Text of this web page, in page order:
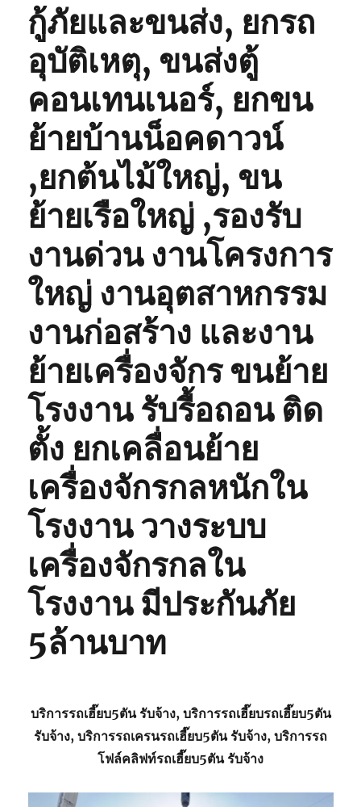
กู้ภัยและขนส่ง, ยกรถ
อุบัติเหตุ, ขนส่งตู้
คอนเทนเนอร์, ยกขน
ย้ายบ้านน็อคดาวน์
,ยกต้นไม้ใหญ่, ขน
ย้ายเรือใหญ่ ,รองรับ
งานด่วน งานโครงการ
ใหญ่ งานอุตสาหกรรม
งานก่อสร้าง และงาน
ย้ายเครื่องจักร ขนย้าย
โรงงาน รับรื้อถอน ติด
ตั้ง ยกเคลื่อนย้าย
เครื่องจักรกลหนักใน
โรงงาน วางระบบ
เครื่องจักรกลใน
โรงงาน มีประกันภัย
5ล้านบาท
บริการรถเฮี๊ยบ5ตัน รับจ้าง, บริการรถเฮี๊ยบรถเฮี๊ยบ5ตัน
รับจ้าง, บริการรถเครนรถเฮี๊ยบ5ตัน รับจ้าง, บริการรถ
โฟล์คลิฟท์รถเฮี๊ยบ5ตัน รับจ้าง